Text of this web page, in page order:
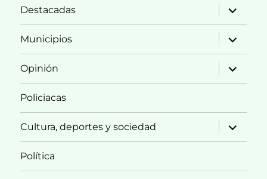
Destacadas
expande
el
menú
inferior
Municipios
expande
el
menú
inferior
Opinión
expande
el
menú
Policiacas
Cultura, deportes y sociedad
expande
el
menú
Política